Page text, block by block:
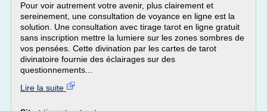
Pour voir autrement votre avenir, plus clairement et
sereinement, une consultation de voyance en ligne est la
solution. Une consultation avec tirage tarot en ligne gratuit
sans inscription mettre la lumiere sur les zones sombres de
vos pensées. Cette divination par les cartes de tarot
divinatoire fournie des éclairages sur des
questionnements...
Lire la suite